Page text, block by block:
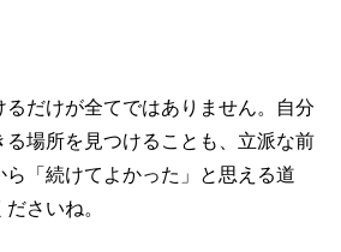
だけが全てではありません。自分
る場所を見つけることも、立派な前
「続けてよかった」と思える道
さいね。